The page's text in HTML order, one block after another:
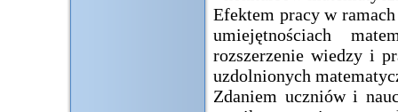
Efektem pracy w
umiejętnościach
rozszerzenie wiedzy i
uzdolnionych
Zdaniem uczniów i